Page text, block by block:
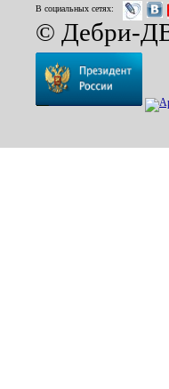
В социальных сетях:
© Дебри-